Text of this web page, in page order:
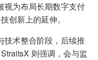
视为布局长期数字支付
创新上的延伸。
技术整合阶段，后续推
则强调，会与监